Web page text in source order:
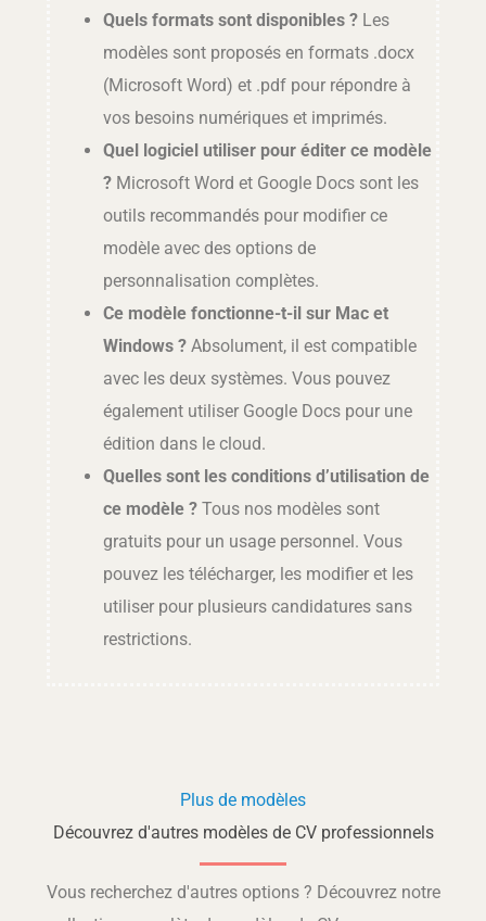
Quels formats sont disponibles ?Les
modèles sont proposés en formats .docx
(Microsoft Word) et .pdf pour répondre à
vos besoins numériques et imprimés.
Quel logiciel utiliser pour éditer ce modèle
?Microsoft Word et Google Docs sont les
outils recommandés pour modifier ce
modèle avec des options de
personnalisation complètes.
Ce modèle fonctionne-t-il sur Mac et
Windows ?Absolument, il est compatible
avec les deux systèmes. Vous pouvez
également utiliser Google Docs pour une
édition dans le cloud.
Quelles sont les conditions d’utilisation de
ce modèle ?Tous nos modèles sont
gratuits pour un usage personnel. Vous
pouvez les télécharger, les modifier et les
utiliser pour plusieurs candidatures sans
restrictions.
Plus de modèles
Découvrez d'autres modèles de CV professionnels
Vous recherchez d'autres options ? Découvrez notre